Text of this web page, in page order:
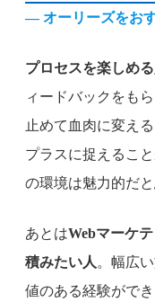
— オーリーズをお
プロセスを楽しめ
ィードバックをも
止めて血肉に変え
プラスに捉えるこ
の環境は魅力的だと
あとはWebマーケ
積みたい人。幅広
値のある経験がで